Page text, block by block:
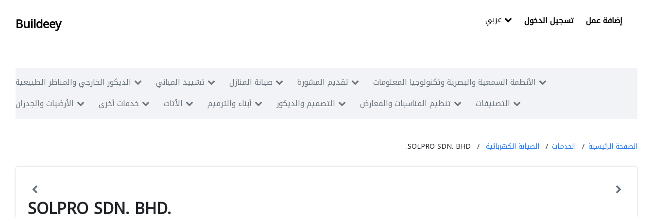
Buildeey تسجيل الدخول إضافة عمل
الديكور الخارجي والمناظر الطبيعية تشييد المباني صيانة المنازل تقديم المشورة
الأنظمة السمعية والبصرية وتكنولوجيا المعلومات
الأرضيات والجدران
خدمات أخرى الأثاث أبناء والترميم التصميم والديكور تنظيم المناسبات والمعارض التصنيفات
الصفحة الرئيسية الخدمات الصيانة الكهربائية SOLPRO SDN. BHD.
SOLPRO SDN. BHD.